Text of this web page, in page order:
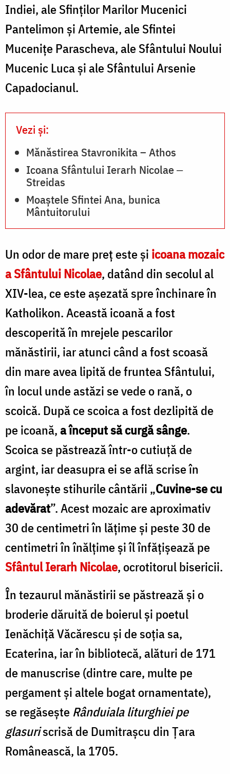
Indiei, ale Sfinţilor Marilor Mucenici
Pantelimon şi Artemie, ale Sfintei
Muceniţe Parascheva, ale Sfântului Noului
Mucenic Luca şi ale Sfântului Arsenie
Capadocianul.
Vezi și:
Mănăstirea Stavronikita – Athos
Icoana Sfântului Ierarh Nicolae ‒
Streidas
Moaștele Sfintei Ana, bunica
Mântuitorului
Un odor de mare preţ este şi icoana mozaic
a Sfântului Nicolae, datând din secolul al
XIV-lea, ce este aşezată spre închinare în
Katholikon. Această icoană a fost
descoperită în mrejele pescarilor
mănăstirii, iar atunci când a fost scoasă
din mare avea lipită de fruntea Sfântului,
în locul unde astăzi se vede o rană, o
scoică. După ce scoica a fost dezlipită de
pe icoană,a început să curgă sânge.
Scoica se păstrează într-o cutiuţă de
argint, iar deasupra ei se află scrise în
slavoneşte stihurile cântării „Cuvine-se cu
adevărat”. Acest mozaic are aproximativ
30 de centimetri în lăţime şi peste 30 de
centimetri în înălţime şi îl înfățișează pe
Sfântul Ierarh Nicolae, ocrotitorul bisericii.
În tezaurul mănăstirii se păstrează şi o
broderie dăruită de boierul şi poetul
Ienăchiţă Văcărescu şi de soţia sa,
Ecaterina, iar în bibliotecă, alături de 171
de manuscrise (dintre care, multe pe
pergament şi altele bogat ornamentate),
se regăseşte Rânduiala liturghiei pe
glasuriscrisă de Dumitraşcu din Ţara
Românească, la 1705.